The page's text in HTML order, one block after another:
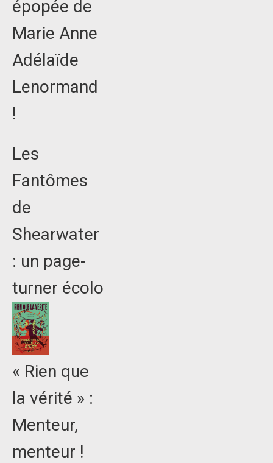
épopée de
Marie Anne
Adélaïde
Lenormand
!
Les
Fantômes
de
Shearwater
: un page-
turner écolo
« Rien que
la vérité » :
Menteur,
menteur !